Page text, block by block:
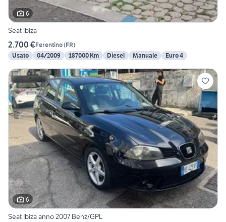
6
Seat ibiza
2.700 €Ferentino(FR)
Usato
04/2009 187000 Km Diesel Manuale Euro 4
6
Seat Ibiza anno 2007 Benz/GPL